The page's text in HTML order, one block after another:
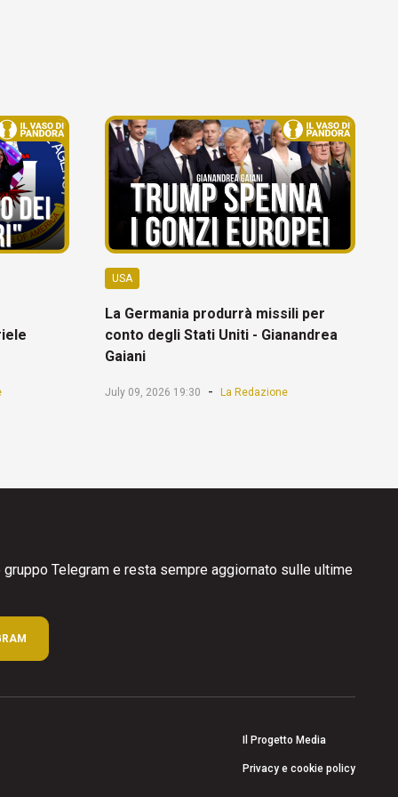
USA
La Germania produrrà missili per
conto degli Stati Uniti - Gianandrea
Gaiani
July 09, 2026 19:30 - La Redazione
Telegram e resta sempre aggiornato sulle ultime
Il Progetto Media
Privacy e cookie policy